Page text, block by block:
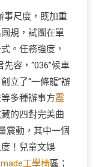
事尺度，既加重
規，試圖在單
。任務強度，
容，“036”候車
立了“一條龍”辦
多種辦事方震
的四對完美曲
震動，其中一個
！兒童文娛
工學椅區；